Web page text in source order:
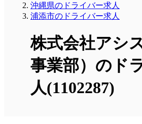
沖縄県のドライバー求人
浦添市のドライバー求人
株式会社アシ
事業部）のド
人(1102287)